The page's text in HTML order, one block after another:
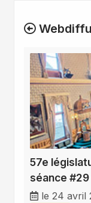
57e
séance
le 24 avril